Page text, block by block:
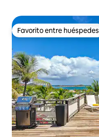
Favorito entre huéspedes
Favorito entre huéspedes